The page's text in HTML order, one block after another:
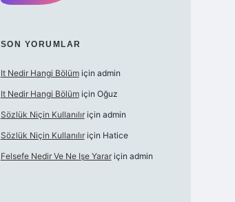
SON YORUMLAR
It Nedir Hangi Bölümiçin admin
It Nedir Hangi Bölümiçin Oğuz
Sözlük Niçin Kullanılıriçin admin
Sözlük Niçin Kullanılıriçin Hatice
Felsefe Nedir Ve Ne Işe Yarariçin admin